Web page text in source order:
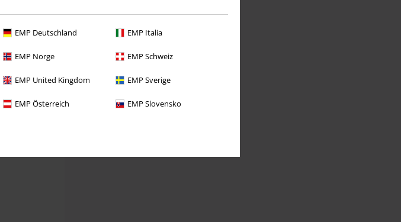
EMP Deutschland EMP Italia
EMP Norge EMP Schweiz
EMP United Kingdom EMP Sverige
EMP Österreich EMP Slovensko